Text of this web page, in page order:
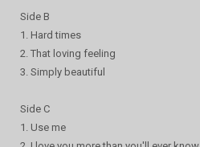
Side B
1. Hard times
2. That loving feeling
3. Simply beautiful
Side C
1. Use me